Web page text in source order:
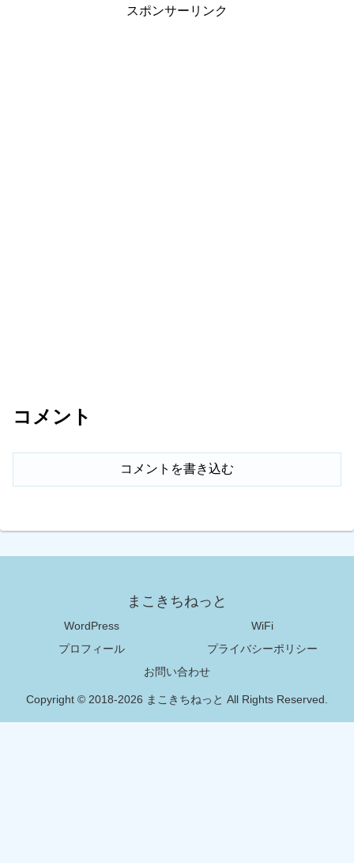
に背後から絞め落とされる。尾
野と結託して様子の二階堂。
黒島（西野七瀬）と二階堂（横
浜流星）は、疑いの眼差しで木
スポンサーリンク
コメント
コメントを書き込む
まこきちねっと
WordPress
WiFi
プロフィール
プライバシーポリシー
お問い合わせ
Copyright © 2018-2026 まこきちねっと All Rights Reserved.